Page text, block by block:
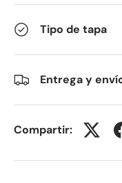
Tipo de tapa
Entrega y
Compartir: